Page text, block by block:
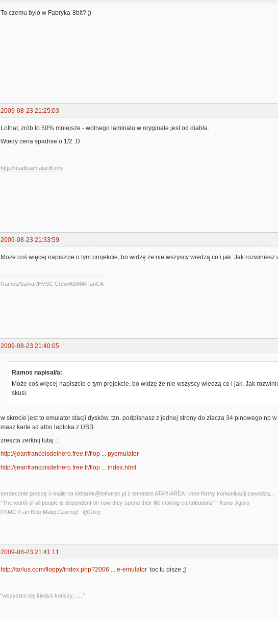
To czemu bylo w Fabryka-8bit? ;)
2009-08-23 21:25:03
Lothar, zrób to 50% mniejsze - wolnego laminatu w oryginale jest od diabła.
Wtedy cena spadnie o 1/2 :D
http://madteam.atari8.info
2009-08-23 21:33:59
Może coś więcej napiszcie o tym projekcie, bo widzę że nie wszyscy wiedzą co i jak. Jak
Ramos/Samar/HVSC Crew/ASMA/FanCA
2009-08-23 21:40:05
Ramos napisał/a:
Może coś więcej napiszcie o tym projekcie, bo widzę że nie wszyscy wiedzą co i jak. Jak
skusi.
w skrocie jest to emulator stacji dysków. tzn. podpisnasz z jednej strony do zlacza 34 pinowego np
masz karte sd albo laptoka z USB
zreszta zerknij tutaj ::
http://jeanfrancoisdelnero.free.fr/flop ... pyemulator
http://jeanfrancoisdelnero.free.fr/flop ... index.html
serdecznie proszę o maile na lotharek@lotharek.pl z tematem ATARIAREA - inne formy komunikacji zawodzą...
"The worth of all people is dependent on how they spend their life making contributions" - Kano Jigoro
FKMC /Fan Klub Malej Czarnej/ @Grey
2009-08-23 21:41:11
http://torlus.com/floppy/index.php?2006 ... e-emulator toc tu pisze ;]
"wszystko się kiedyś kończy......."